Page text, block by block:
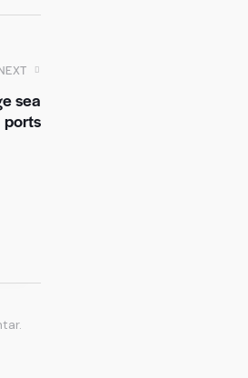
sea
ports